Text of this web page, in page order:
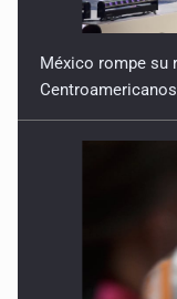
Centroamericanos